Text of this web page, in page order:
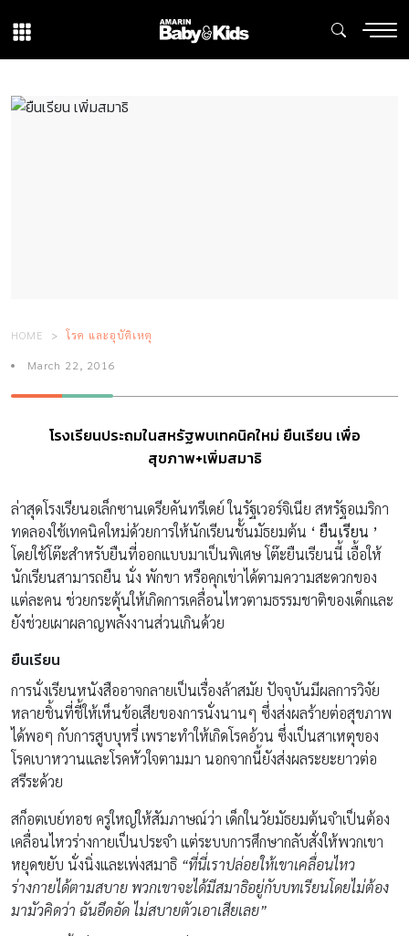
HOME โรค และอุบัติเหตุ
March 22, 2016
โรงเรียนประถมในสหรัฐพบเทคนิคใหม่ ยืนเรียน เพื่อ
สุขภาพ+เพิ่มสมาธิ
ล่าสุดโรงเรียนอเล็กซานเดรียคันทรีเดย์ ในรัฐเวอร์จิเนีย สหรัฐอเมริกา
ทดลองใช้เทคนิคใหม่ด้วยการให้นักเรียนชั้นมัธยมต้น ‘ ยืนเรียน ’
โดยใช้โต๊ะสำหรับยืนที่ออกแบบมาเป็นพิเศษ โต๊ะยืนเรียนนี้ เอื้อให้
นักเรียนสามารถยืน นั่ง พักขา หรือคุกเข่าได้ตามความสะดวกของ
แต่ละคน ช่วยกระตุ้นให้เกิดการเคลื่อนไหวตามธรรมชาติของเด็กและ
ยังช่วยเผาผลาญพลังงานส่วนเกินด้วย
ยืนเรียน
การนั่งเรียนหนังสืออาจกลายเป็นเรื่องล้าสมัย ปัจจุบันมีผลการวิจัย
หลายชิ้นที่ชี้ให้เห็นข้อเสียของการนั่งนานๆ ซึ่งส่งผลร้ายต่อสุขภาพ
ได้พอๆ กับการสูบบุหรี่ เพราะทำให้เกิดโรคอ้วน ซึ่งเป็นสาเหตุของ
โรคเบาหวานและโรคหัวใจตามมา นอกจากนี้ยังส่งผลระยะยาวต่อ
สรีระด้วย
สก็อตเบย์ทอช ครูใหญ่ให้สัมภาษณ์ว่า เด็กในวัยมัธยมต้นจำเป็นต้อง
เคลื่อนไหวร่างกายเป็นประจำ แต่ระบบการศึกษากลับสั่งให้พวกเขา
หยุดขยับ นั่งนิ่งและเพ่งสมาธิ “ที่นี่เราปล่อยให้เขาเคลื่อนไหว
ร่างกายได้ตามสบาย พวกเขาจะได้มีสมาธิอยู่กับบทเรียนโดยไม่ต้อง
มามัวคิดว่า ฉันอึดอัด ไม่สบายตัวเอาเสียเลย”